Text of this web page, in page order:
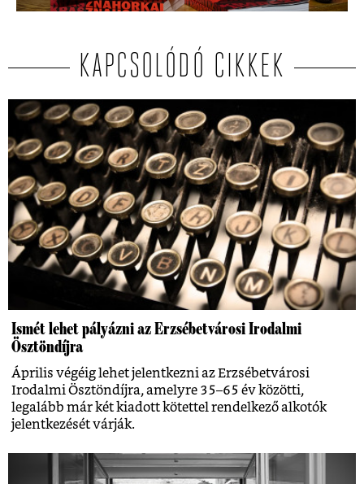
KAPCSOLÓDÓ CIKKEK
Ismét lehet pályázni az Erzsébetvárosi Irodalmi
Ösztöndíjra
Április végéig lehet jelentkezni az Erzsébetvárosi
Irodalmi Ösztöndíjra, amelyre 35–65 év közötti,
legalább már két kiadott kötettel rendelkező alkotók
jelentkezését várják.